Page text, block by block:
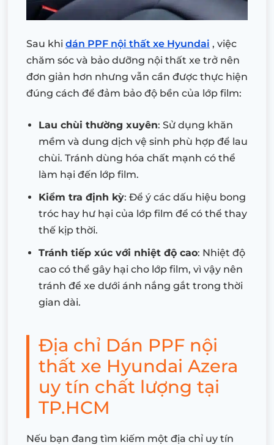
Sau khi dán PPF nội thất xe Hyundai , việc
chăm sóc và bảo dưỡng nội thất xe trở nên
đơn giản hơn nhưng vẫn cần được thực hiện
đúng cách để đảm bảo độ bền của lớp film:
Lau chùi thường xuyên: Sử dụng khăn
mềm và dung dịch vệ sinh phù hợp để lau
chùi. Tránh dùng hóa chất mạnh có thể
làm hại đến lớp film.
Kiểm tra định kỳ: Để ý các dấu hiệu bong
tróc hay hư hại của lớp film để có thể thay
thế kịp thời.
Tránh tiếp xúc với nhiệt độ cao: Nhiệt độ
cao có thể gây hại cho lớp film, vì vậy nên
tránh để xe dưới ánh nắng gắt trong thời
gian dài.
Địa chỉ Dán PPF nội
thất xe Hyundai Azera
uy tín chất lượng tại
TP.HCM
Nếu bạn đang tìm kiếm một địa chỉ uy tín